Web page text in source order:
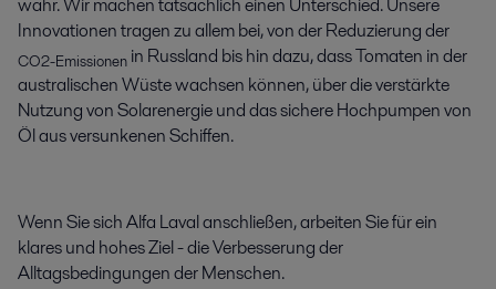
Innovationen tragen zu allem bei, von der Reduzierung der
CO2-Emissionen in Russland bis hin dazu, dass Tomaten in der
australischen Wüste wachsen können, über die verstärkte
Nutzung von Solarenergie und das sichere Hochpumpen von
Öl aus versunkenen Schiffen.
Wenn Sie sich Alfa Laval anschließen, arbeiten Sie für ein
klares und hohes Ziel - die Verbesserung der
Alltagsbedingungen der Menschen.